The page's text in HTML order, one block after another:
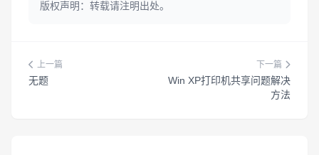
版权声明：转载请注明出处。
上一篇
无题
下一篇
Win XP打印机共享问题解决
方法